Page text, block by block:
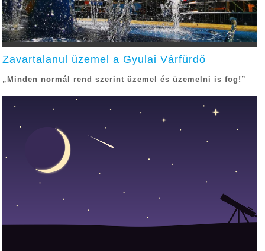
Zavartalanul üzemel a Gyulai Várfürdő
„Minden normál rend szerint üzemel és üzemelni is fog!”